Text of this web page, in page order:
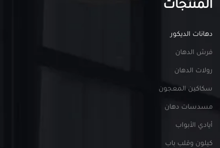
المنتجات
دهانات الديكور
فرش الدهان
رولات الدهان
سكاكين المعجون
مسدسات دهان
أيادي الأبواب
كيلون وقلب باب